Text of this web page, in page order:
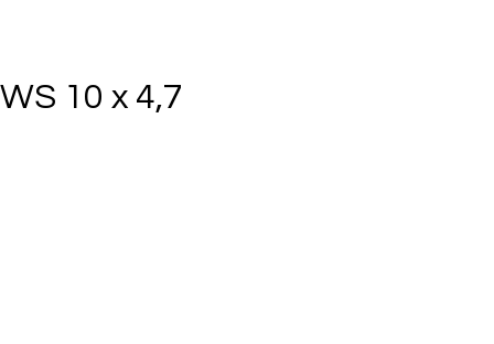
10 x 4,7